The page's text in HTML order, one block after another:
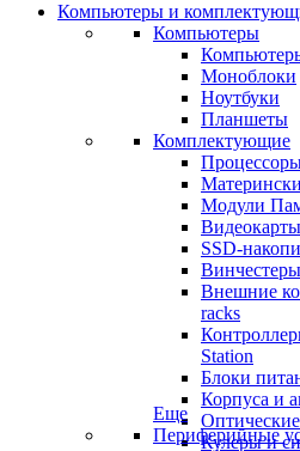
Компьютеры и
Компьютеры
Моноблоки
Ноутбуки
Планшеты
Комплектующие
Модули
Видеокарты
SSD-
Винчестеры
Внешние
racks
Station
Блоки
Корпуса и
Кулеры и
Еще
Периферийные